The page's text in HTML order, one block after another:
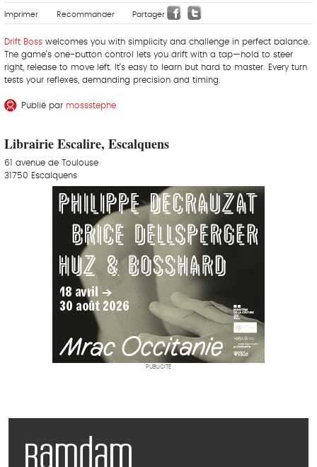
Imprimer Recommander Partager
Drift Boss welcomes you with simplicity and challenge in perfect balance.
The game’s one-button control lets you drift with a tap—hold to steer
right, release to move left. It’s easy to learn but hard to master. Every turn
tests your reflexes, demanding precision and timing.
Publié par mossstephe
Librairie Escalire, Escalquens
61 avenue de Toulouse
31750 Escalquens
PUBLICITÉ